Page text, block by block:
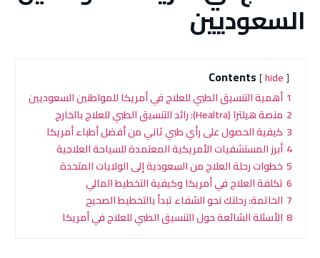
السعوديين
Contents hide
1 أهمية التنسيق الطبي للعلاج في أمريكا للمواطنين السعوديين
2 منصة هيلترا (Healtra): رائد التنسيق الطبي للعلاج بالخارج
3 كيفية الحصول على رأي طبي ثاني من أفضل أطباء أمريكا
4 أبرز المستشفيات الأمريكية المعتمدة للسياحة العلاجية
5 خطوات رحلة العلاج من السعودية إلى الولايات المتحدة
6 تكلفة العلاج في أمريكا وكيفية التخطيط المالي
7 الخاتمة: رحلتك نحو الشفاء تبدأ بالتخطيط الصحيح
8 الأسئلة الشائعة حول التنسيق الطبي للعلاج في أمريكا